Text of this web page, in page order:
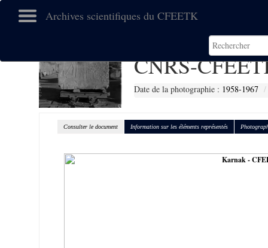
Archives scientifiques du CFEETK
CNRS-
Date de la photographie : 1958-1967
Consulter le document Information sur les éléments représentés